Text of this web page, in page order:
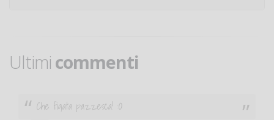
Ultimi commenti
Ciao. Sono a Treviglio da poco e vorrei tornare a